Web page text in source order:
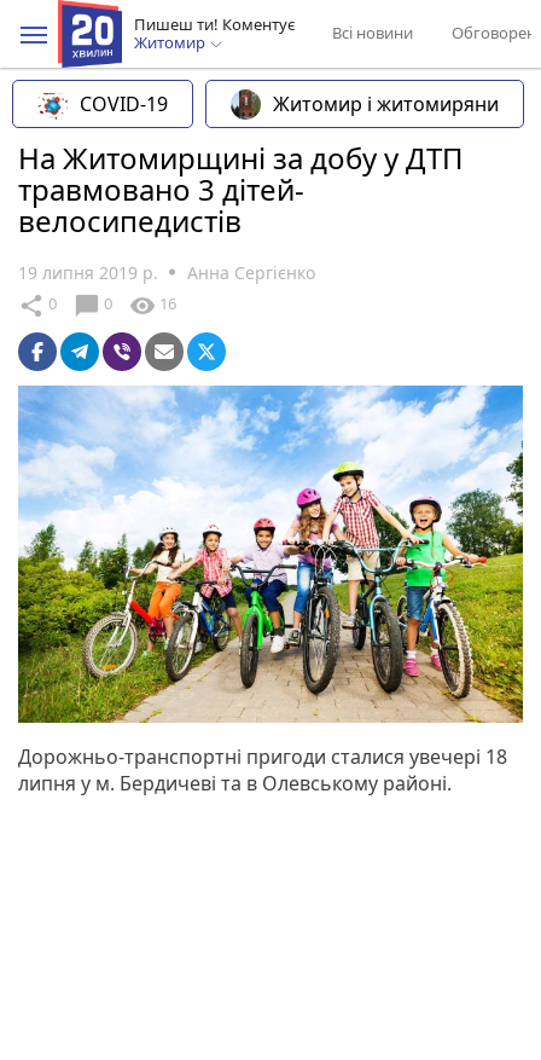
Пишеш ти! Коментує
Житомир
Всі новини
COVID-19 Житомир і житомиряни
На Житомирщині за добу у ДТП
травмовано 3 дітей-
велосипедистів
19 липня 2019 р. Анна Сергієнко
share 0 chat_bubble 0 visibility 16
Дорожньо-транспортні пригоди сталися увечері 18
липня у м. Бердичеві та в Олевському районі.